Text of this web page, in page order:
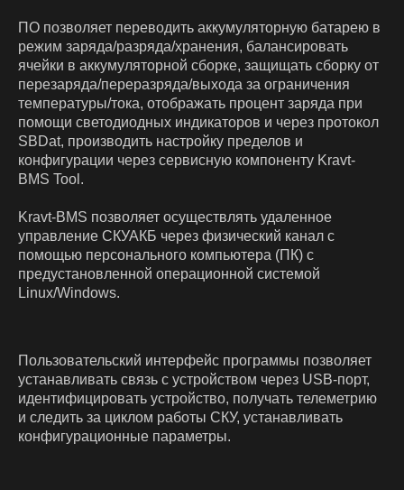
ПО позволяет переводить аккумуляторную батарею в
режим заряда/разряда/хранения, балансировать
ячейки в аккумуляторной сборке, защищать сборку от
перезаряда/переразряда/выхода за ограничения
температуры/тока, отображать процент заряда при
помощи светодиодных индикаторов и через протокол
SBDat, производить настройку пределов и
конфигурации через сервисную компоненту Kravt-
BMS Tool.
Kravt-BMS позволяет осуществлять удаленное
управление СКУАКБ через физический канал с
помощью персонального компьютера (ПК) с
предустановленной операционной системой
Linux/Windows.
Пользовательский интерфейс программы позволяет
устанавливать связь с устройством через USB-порт,
идентифицировать устройство, получать телеметрию
и следить за циклом работы СКУ, устанавливать
конфигурационные параметры.
ФУНКЦИОНАЛ
KRAVT.BMS
ассиметричных схем силовой
коммутации на плате СКУ;
Реализация алгоритма
балансировки аккумуляторных
ячеек;
Отслеживание нештатных и
Встроенная
компонента Kravt-
BMS Firmware